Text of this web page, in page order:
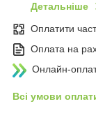
Детальніше
Оплатити
Оплата на
Онлайн-
Всі умови